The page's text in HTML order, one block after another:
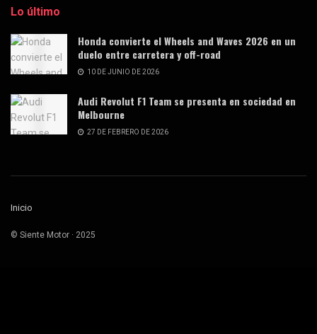
Lo último
Honda convierte el Wheels and Waves 2026 en un
duelo entre carretera y off-road
10 DE JUNIO DE 2026
Audi Revolut F1 Team se presenta en sociedad en
Melbourne
27 DE FEBRERO DE 2026
Inicio
© Siente Motor · 2025